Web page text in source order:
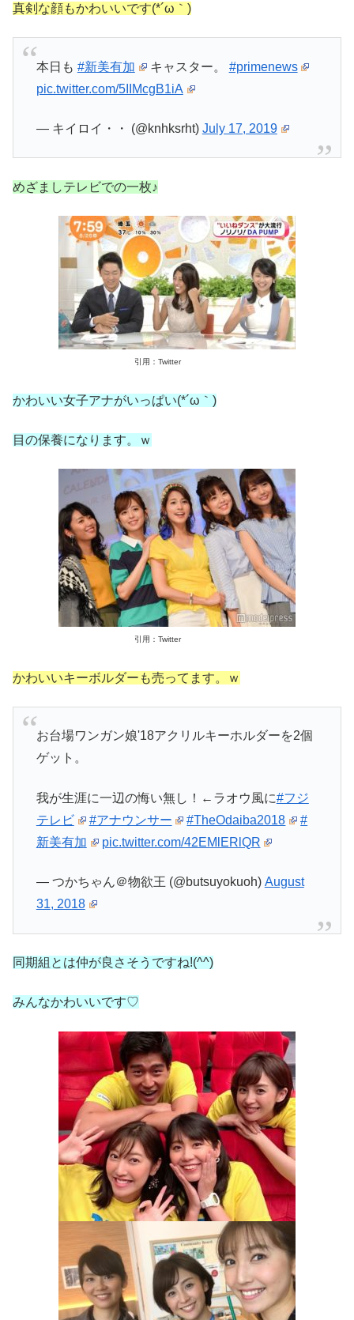
真剣な顔もかわいいです(*´ω｀)
本日も #新美有加 キャスター。 #primenews
pic.twitter.com/5IIMcgB1iA
— キイロイ・・ (@knhksrht) July 17, 2019
めざましテレビでの一枚♪
引用：Twitter
かわいい女子アナがいっぱい(*´ω｀)
目の保養になります。ｗ
引用：Twitter
かわいいキーボルダーも売ってます。ｗ
お台場ワンガン娘'18アクリルキーホルダーを2個
ゲット。
我が生涯に一辺の悔い無し！←ラオウ風に#フジ
テレビ
#アナウンサー #TheOdaiba2018
#
新美有加
pic.twitter.com/42EMlERlQR
— つかちゃん＠物欲王 (@butsuyokuoh) August
31, 2018
同期組とは仲が良さそうですね!(^^)
みんなかわいいです♡